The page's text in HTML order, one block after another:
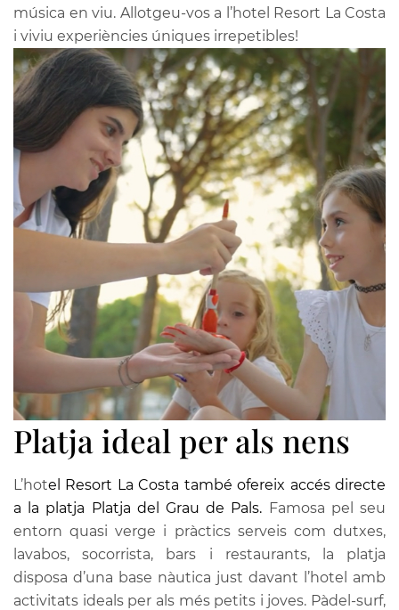
música en viu. Allotgeu-vos a l’hotel Resort La Costa
i viviu experiències úniques irrepetibles!
Platja ideal per als nens
L’hotel Resort La Costa també ofereix accés directe
a la platja Platja del Grau de Pals. Famosa pel seu
entorn quasi verge i pràctics serveis com dutxes,
lavabos, socorrista, bars i restaurants, la platja
disposa d’una base nàutica just davant
l’hotel
amb
activitats ideals per als més petits i joves. Pàdel-surf,